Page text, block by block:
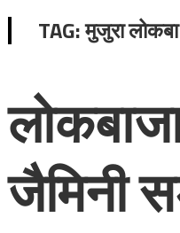
TAG:मुजुरा लोकबा
जैमिनी